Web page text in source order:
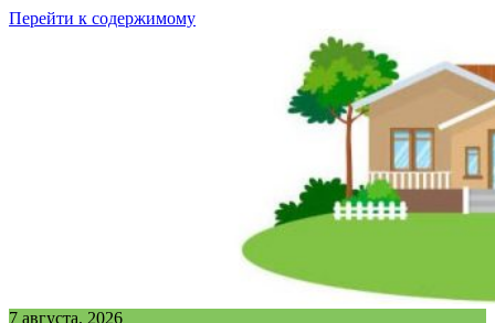
Перейти к содержимому
7 августа, 2026